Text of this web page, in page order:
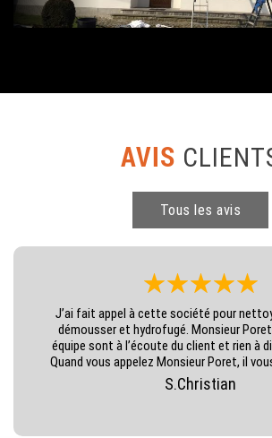
AVIS
Tous les avis
J’ai fait appel à cette société pour
démousser et hydrofugé. Monsieur
équipe sont à l’écoute du client et rien à
Quand vous appelez Monsieur Poret, il
S.Christian